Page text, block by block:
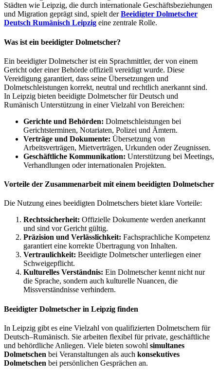
Städten wie Leipzig, die durch internationale Geschäftsbeziehungen
und Migration geprägt sind, spielt derBeeidigter Dolmetscher
Deutsch Rumänisch Leipzig eine zentrale Rolle.
Was ist ein beeidigter Dolmetscher?
Ein beeidigter Dolmetscher ist ein Sprachmittler, der von einem
Gericht oder einer Behörde offiziell vereidigt wurde. Diese
Vereidigung garantiert, dass seine Übersetzungen und
Dolmetschleistungen korrekt, neutral und rechtlich anerkannt sind.
In Leipzig bieten beeidigte Dolmetscher für Deutsch und
Rumänisch Unterstützung in einer Vielzahl von Bereichen:
Gerichte und Behörden: Dolmetschleistungen bei
Gerichtsterminen, Notariaten, Polizei und Ämtern.
Verträge und Dokumente: Übersetzung von
Arbeitsverträgen, Mietverträgen, Urkunden oder Zeugnissen.
Geschäftliche Kommunikation: Unterstützung bei Meetings,
Verhandlungen oder internationalen Projekten.
Vorteile der Zusammenarbeit mit einem beeidigten Dolmetscher
Die Nutzung eines beeidigten Dolmetschers bietet klare Vorteile:
Rechtssicherheit: Offizielle Dokumente werden anerkannt
und sind vor Gericht gültig.
Präzision und Verlässlichkeit: Fachsprachliche Kompetenz
garantiert eine korrekte Übertragung von Inhalten.
Vertraulichkeit: Beeidigte Dolmetscher unterliegen einer
Schweigepflicht.
Kulturelles Verständnis: Ein Dolmetscher kennt nicht nur
die Sprache, sondern auch kulturelle Nuancen, die
Missverständnisse verhindern.
Beeidigter Dolmetscher in Leipzig finden
In Leipzig gibt es eine Vielzahl von qualifizierten Dolmetschern für
Deutsch–Rumänisch. Sie arbeiten flexibel für private, geschäftliche
und behördliche Anliegen. Viele bieten sowohl simultanes
Dolmetschen bei Veranstaltungen als auch konsekutives
Dolmetschen bei persönlichen Gesprächen an.